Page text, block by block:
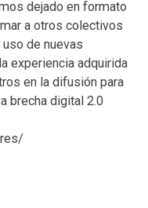
dejado en formato
a otros colectivos
de nuevas
experiencia adquirida
en la difusión para
brecha digital 2.0